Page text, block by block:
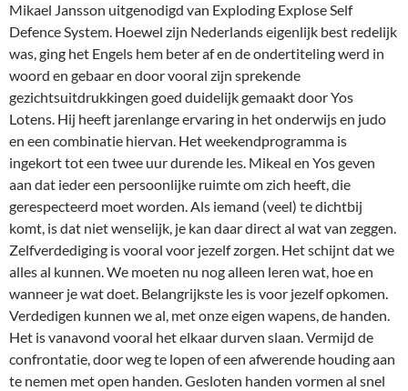
Mikael Jansson uitgenodigd van Exploding Explose Self
Defence System. Hoewel zijn Nederlands eigenlijk best redelijk
was, ging het Engels hem beter af en de ondertiteling werd in
woord en gebaar en door vooral zijn sprekende
gezichtsuitdrukkingen goed duidelijk gemaakt door Yos
Lotens. Hij heeft jarenlange ervaring in het onderwijs en judo
en een combinatie hiervan. Het weekendprogramma is
ingekort tot een twee uur durende les. Mikeal en Yos geven
aan dat ieder een persoonlijke ruimte om zich heeft, die
gerespecteerd moet worden. Als iemand (veel) te dichtbij
komt, is dat niet wenselijk, je kan daar direct al wat van zeggen.
Zelfverdediging is vooral voor jezelf zorgen. Het schijnt dat we
alles al kunnen. We moeten nu nog alleen leren wat, hoe en
wanneer je wat doet. Belangrijkste les is voor jezelf opkomen.
Verdedigen kunnen we al, met onze eigen wapens, de handen.
Het is vanavond vooral het elkaar durven slaan. Vermijd de
confrontatie, door weg te lopen of een afwerende houding aan
te nemen met open handen. Gesloten handen vormen al snel